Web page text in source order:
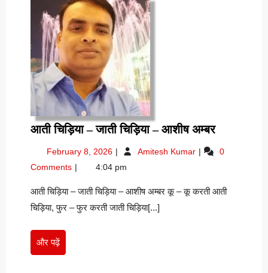
आती चिड़िया – जाती चिड़िया – आशीष अम्बरआती
–
चिड़िया
February 8, 2026 February
2026
Amitesh Kumar आती
जाती
0
Comments
4:04 pm
आती चिड़िया – जाती चिड़िया – आशीष अम्बर कू – कू करती आती
चिड़िया, फुर – फुर करती जाती चिड़िया[...]
और पढ़ेंऔर
पढ़ें